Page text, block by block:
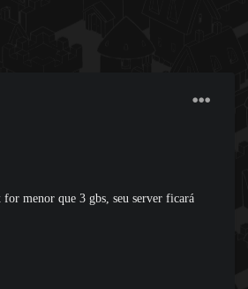
menor que 3 gbs, seu server ficará